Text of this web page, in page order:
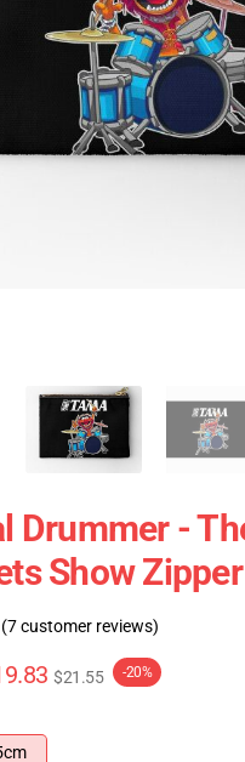
Drummer -
Show
(7 customer reviews)
$21.55 -20%